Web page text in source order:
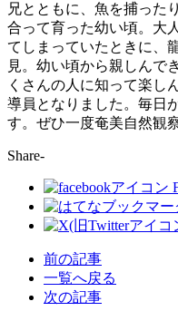
兄とともに、 魚を捕った
合って育った幼い頃。大
てしまっていたときに、
見。幼い頃から親しんで
くさんの人に知って楽し
導員となりました。毎日
す。 ぜひ一度奄美自然観
Share-
前の記事
一覧へ戻る
次の記事